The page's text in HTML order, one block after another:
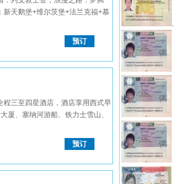
新天鹅堡+维尔茨堡+法兰克福+慕
预订
三至四星酒店，酒店享用西式早
厦、塞纳河游船、铁力士雪山、
预订